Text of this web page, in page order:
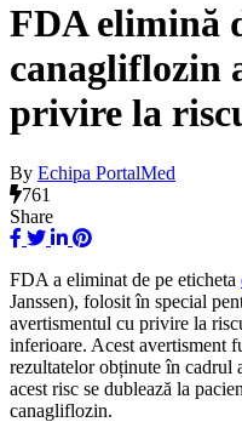
FDA elimină
canagliflozin
privire la
By Echipa PortalMed
761
Share
FDA a eliminat de pe eticheta
Janssen), folosit în special
avertismentul cu privire la
inferioare. Acest avertisment
rezultatelor obținute în cadrul
acest risc se dublează la
canagliflozin.